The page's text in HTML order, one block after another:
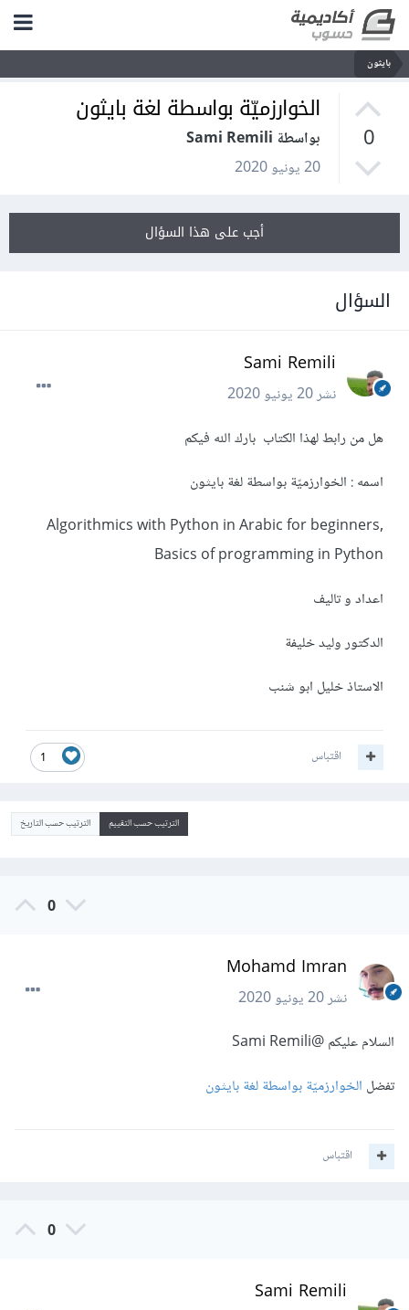
بايثون
0
الخوارزميّة بواسطة لغة بايثون
بواسطة Sami Remili
20 يونيو 2020
أجب على هذا السؤال
السؤال
Sami Remili
نشر20 يونيو 2020
هل من رابط لهذا الكتاب بارك الله فيكم
اسمه : الخوارزميّة بواسطة لغة بايثون
Algorithmics with Python in Arabic for beginners,
Basics of programming in Python
اعداد و تاليف
الدكتور وليد خليفة
الاستاذ خليل ابو شنب
1 اقتباس
الترتيب حسب التقييم الترتيب حسب التاريخ
0
Mohamd Imran
نشر20 يونيو 2020
السلام عليكم@Sami Remili
تفضل الخوارزميّة بواسطة لغة بايثون
اقتباس
0
Sami Remili